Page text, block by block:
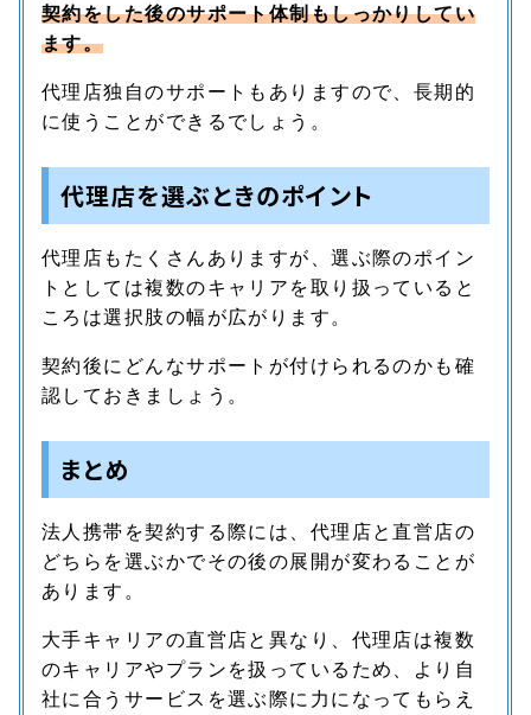
契約をした後のサポート体制もしっかりしてい
ます。
代理店独自のサポートもありますので、長期的
に使うことができるでしょう。
代理店を選ぶときのポイント
代理店もたくさんありますが、選ぶ際のポイン
トとしては複数のキャリアを取り扱っていると
ころは選択肢の幅が広がります。
契約後にどんなサポートが付けられるのかも確
認しておきましょう。
まとめ
法人携帯を契約する際には、代理店と直営店の
どちらを選ぶかでその後の展開が変わることが
あります。
大手キャリアの直営店と異なり、代理店は複数
のキャリアやプランを扱っているため、より自
社に合うサービスを選ぶ際に力になってもらえ